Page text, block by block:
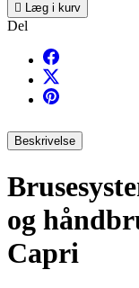
 Læg i kurv
Del
Beskrivelse
og
Capri